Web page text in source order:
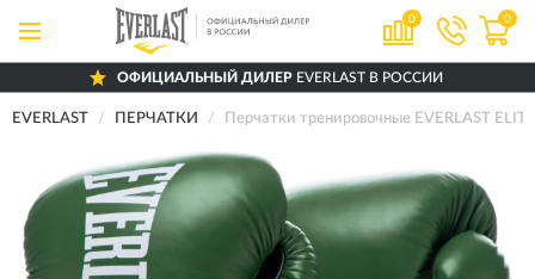
0 0
ОФИЦИАЛЬНЫЙ ДИЛЕР EVERLAST В РОССИИ
EVERLAST ПЕРЧАТКИ Перчатки тренировочные EVERLAST